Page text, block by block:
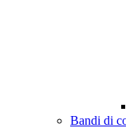
Bandi di